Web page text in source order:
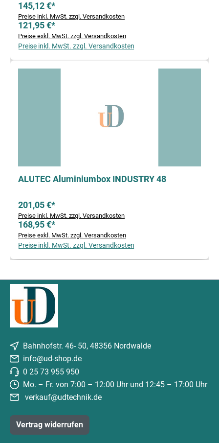
145,12 €*
Preise inkl. MwSt. zzgl. Versandkosten
121,95 €*
Preise exkl. MwSt. zzgl. Versandkosten
Preise inkl. MwSt. zzgl. Versandkosten
ALUTEC Aluminiumbox INDUSTRY 48
201,05 €*
Preise inkl. MwSt. zzgl. Versandkosten
168,95 €*
Preise exkl. MwSt. zzgl. Versandkosten
Preise inkl. MwSt. zzgl. Versandkosten
Bahnhofstr. 46- 50, 48356 Nordwalde
info@ud-shop.de
0 25 73 955 950
Mo. – Fr. von 7:00 – 12:00 Uhr und 12:45 – 17:00 Uhr
verkauf@udtechnik.de
Vertrag widerrufen